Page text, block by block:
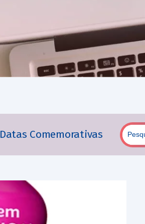
Datas Comemorativas